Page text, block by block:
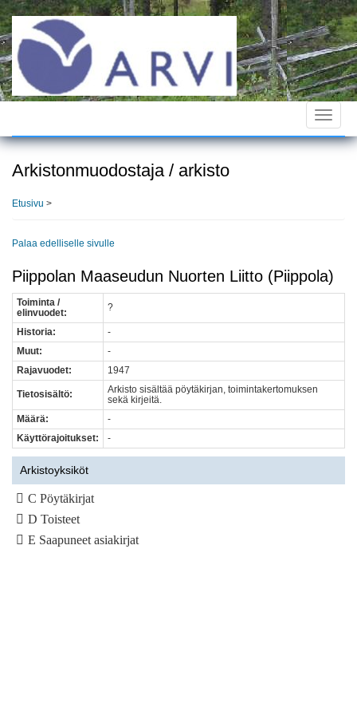
Hyppää
pääsisältöön
Toggle
Arkistonmuodostaja / arkisto
Etusivu >
Palaa edelliselle sivulle
Piippolan Maaseudun Nuorten Liitto (Piippola)
Toiminta /
elinvuodet:
?
Historia:
-
Muut:
-
Rajavuodet:
1947
Tietosisältö:
Arkisto sisältää pöytäkirjan, toimintakertomuksen
sekä kirjeitä.
Määrä:
-
Käyttörajoitukset:
-
Arkistoyksiköt
C Pöytäkirjat
D Toisteet
E Saapuneet asiakirjat